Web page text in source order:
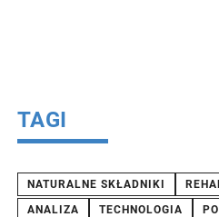
TAGI
NATURALNE SKŁADNIKI
ANALIZA
TECHNOLOGIA